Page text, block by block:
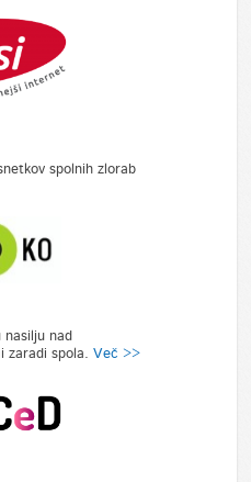
spolnih zlorab
nad
zaradi spola. Več >>